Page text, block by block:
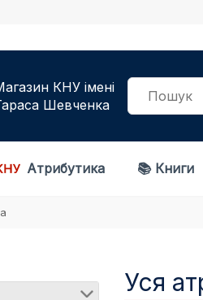
КНУ імені
Шевченка
Атрибутика 📚 Книги
Уся